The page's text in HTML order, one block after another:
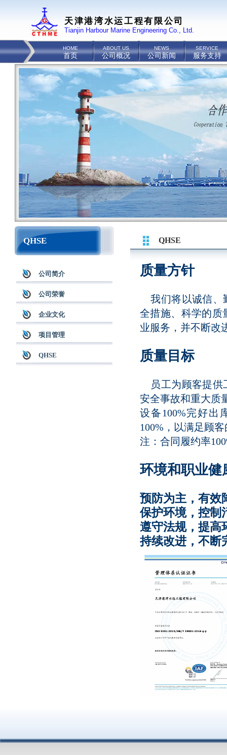
天津港湾水运工程有限公司
Tianjin Harbour Marine Engineering Co., Ltd.
HOME
首页
ABOUT US
公司概况
NEWS
公司新闻
SERVICE
服务支持
QHSE
公司简介
公司荣誉
企业文化
项目管理
QHSE
QHSE
质量方针
我们将以诚信、
全措施、科学的质
业服务，并不断改
质量目标
员工为顾客提供
安全事故和重大质
设备100%完好出
100%，以满足顾
注：合同履约率
环境和职业健
预防为主，有效
保护环境，控制
遵守法规，提高
持续改进，不断